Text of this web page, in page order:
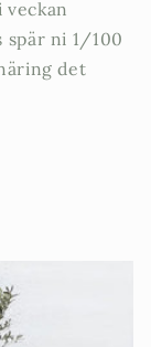
spär ni 1/100
det